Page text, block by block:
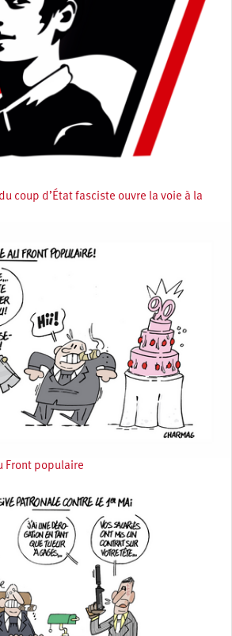
coup d’État fasciste ouvre la voie à la
Front populaire